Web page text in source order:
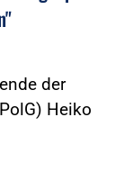
der
Heiko